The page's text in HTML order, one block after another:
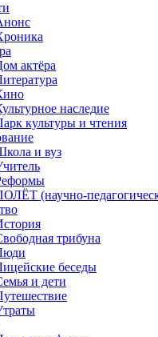
актёра
наследие
культуры и чтения
и вуз
(научно-
трибуна
беседы
и дети